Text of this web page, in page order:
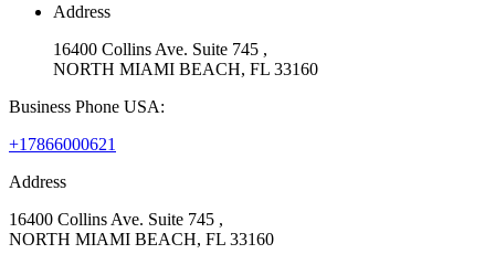
Address
16400 Collins Ave. Suite 745 ,
NORTH MIAMI BEACH, FL 33160
Business Phone USA:
+17866000621
Address
16400 Collins Ave. Suite 745 ,
NORTH MIAMI BEACH, FL 33160